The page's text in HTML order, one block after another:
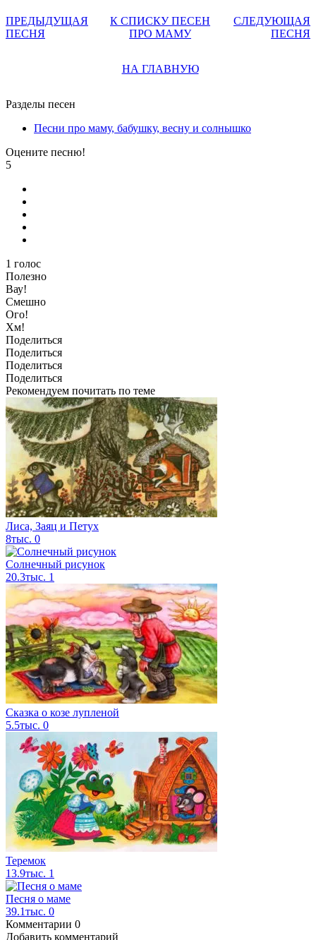
ПРЕДЫДУЩАЯ
ПЕСНЯ
К СПИСКУ ПЕСЕН
ПРО МАМУ
СЛЕДУЮЩАЯ
ПЕСНЯ
НА ГЛАВНУЮ
Разделы песен
Песни про маму, бабушку, весну и солнышко
Оцените песню!
5
1 голос
Полезно
Вау!
Смешно
Ого!
Хм!
Поделиться
Поделиться
Поделиться
Поделиться
Рекомендуем почитать по теме
Лиса, Заяц и Петух
8тыс. 0
Солнечный рисунок
20.3тыс. 1
Сказка о козе лупленой
5.5тыс. 0
Теремок
13.9тыс. 1
Песня о маме
39.1тыс. 0
Комментарии 0
Добавить комментарий